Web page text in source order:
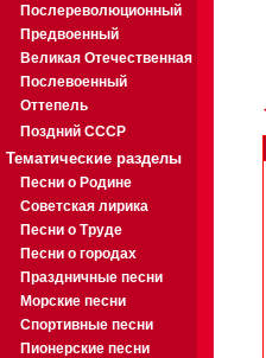
Послереволюционный
Предвоенный
Великая Отечественная
Послевоенный
Оттепель
Поздний СССР
Тематические разделы
Песни о Родине
Советская лирика
Песни о Труде
Песни о городах
Праздничные песни
Морские песни
Спортивные песни
Пионерские песни